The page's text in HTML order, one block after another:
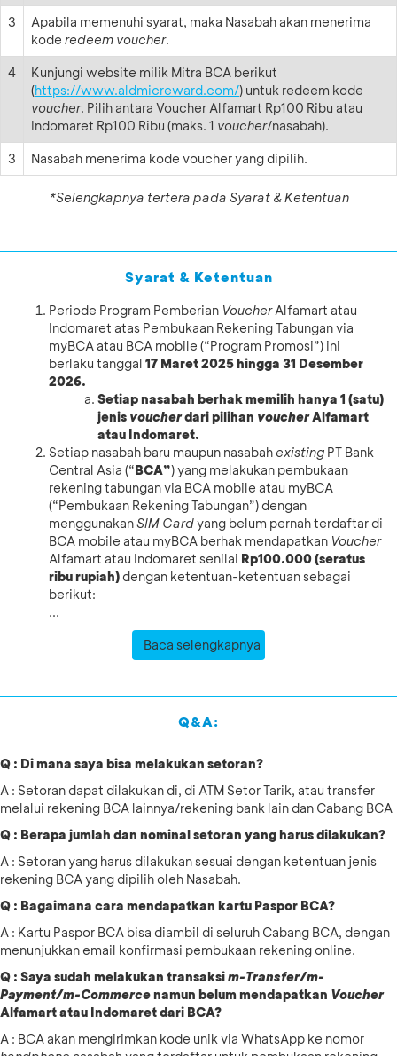
3
Apabila memenuhi syarat, maka Nasabah akan menerima
kode redeem voucher.
4
Kunjungi website milik Mitra BCA berikut
(https://www.aldmicreward.com/) untuk redeem kode
voucher. Pilih antara Voucher Alfamart Rp100 Ribu atau
Indomaret Rp100 Ribu (maks. 1 voucher/nasabah).
3
Nasabah menerima kode voucher yang dipilih.
*Selengkapnya tertera pada Syarat & Ketentuan
Syarat & Ketentuan
Periode Program Pemberian VoucherAlfamart atau
Indomaret atas Pembukaan Rekening Tabungan via
myBCA atau BCA mobile (“Program Promosi”) ini
berlaku tanggal 17 Maret 2025 hingga 31 Desember
2026.
Setiap nasabah berhak memilih hanya 1 (satu)
jenis voucherdari pilihan voucherAlfamart
atau Indomaret.
Setiap nasabah baru maupun nasabahexisting PT Bank
Central Asia (“BCA”) yang melakukan pembukaan
rekening tabungan via BCA mobile atau myBCA
(“Pembukaan Rekening Tabungan”) dengan
menggunakanSIM Cardyang belum pernah terdaftar di
BCA mobile atau myBCA berhak mendapatkan Voucher
Alfamart atau Indomaret senilai Rp100.000 (seratus
ribu rupiah) dengan ketentuan-ketentuan sebagai
berikut:
...
Baca selengkapnya
Q&A:
Q : Di mana saya bisa melakukan setoran?
A : Setoran dapat dilakukan di, di ATM Setor Tarik, atau transfer
melalui rekening BCA lainnya/rekening bank lain dan Cabang BCA
Q : Berapa jumlah dan nominal setoran yang harus dilakukan?
A : Setoran yang harus dilakukan sesuai dengan ketentuan jenis
rekening BCA yang dipilih oleh Nasabah.
Q : Bagaimana cara mendapatkan kartu Paspor BCA?
A : Kartu Paspor BCA bisa diambil di seluruh Cabang BCA, dengan
menunjukkan email konfirmasi pembukaan rekening online.
Q : Saya sudah melakukan transaksim-Transfer/m-
Payment/m-Commercenamun belum mendapatkan Voucher
Alfamart atau Indomaret dari BCA?
A : BCA akan mengirimkan kode unik via WhatsApp ke nomor